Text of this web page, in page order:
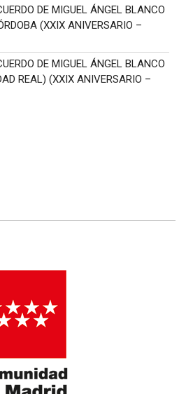
DE MIGUEL ÁNGEL BLANCO
(XXIX ANIVERSARIO –
DE MIGUEL ÁNGEL BLANCO
REAL) (XXIX ANIVERSARIO –